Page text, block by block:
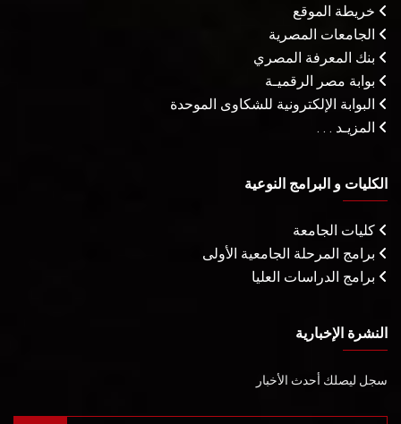
خريطة الموقع
الجامعات المصرية
بنك المعرفة المصري
بوابة مصر الرقميـة
البوابة الإلكترونية للشكاوى الموحدة
المزيـد . . .
الكليات و البرامج النوعية
كليات الجامعة
برامج المرحلة الجامعية الأولى
برامج الدراسات العليا
النشرة الإخبارية
سجل ليصلك أحدث الأخبار